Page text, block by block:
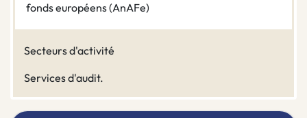
fonds européens (AnAFe)
Secteurs d'activité
Services d'audit.